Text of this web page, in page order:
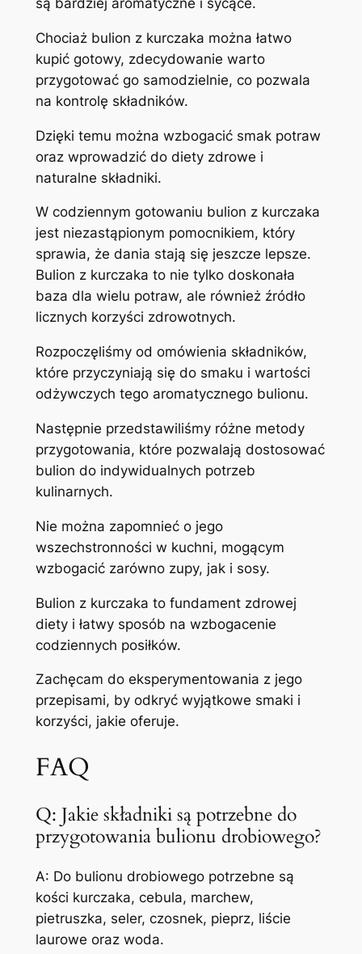
są bardziej aromatyczne i sycące.
Chociaż bulion z kurczaka można łatwo
kupić gotowy, zdecydowanie warto
przygotować go samodzielnie, co pozwala
na kontrolę składników.
Dzięki temu można wzbogacić smak potraw
oraz wprowadzić do diety zdrowe i
naturalne składniki.
W codziennym gotowaniu bulion z kurczaka
jest niezastąpionym pomocnikiem, który
sprawia, że dania stają się jeszcze lepsze.
Bulion z kurczaka to nie tylko doskonała
baza dla wielu potraw, ale również źródło
licznych korzyści zdrowotnych.
Rozpoczęliśmy od omówienia składników,
które przyczyniają się do smaku i wartości
odżywczych tego aromatycznego bulionu.
Następnie przedstawiliśmy różne metody
przygotowania, które pozwalają dostosować
bulion do indywidualnych potrzeb
kulinarnych.
Nie można zapomnieć o jego
wszechstronności w kuchni, mogącym
wzbogacić zarówno zupy, jak i sosy.
Bulion z kurczaka to fundament zdrowej
diety i łatwy sposób na wzbogacenie
codziennych posiłków.
Zachęcam do eksperymentowania z jego
przepisami, by odkryć wyjątkowe smaki i
korzyści, jakie oferuje.
FAQ
Q: Jakie składniki są potrzebne do
przygotowania bulionu drobiowego?
A: Do bulionu drobiowego potrzebne są
kości kurczaka, cebula, marchew,
pietruszka, seler, czosnek, pieprz, liście
laurowe oraz woda.